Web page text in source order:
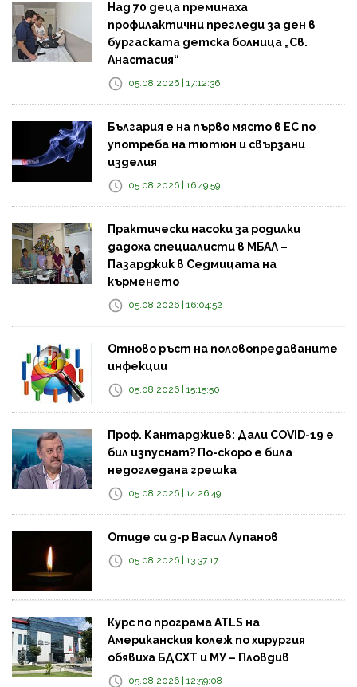
Над 70 деца преминаха
профилактични прегледи за ден в
бургаската детска болница „Св.
Анастасия“
05.08.2026 | 17:12:36
България е на първо място в ЕС по
употреба на тютюн и свързани
изделия
05.08.2026 | 16:49:59
Практически насоки за родилки
дадоха специалисти в МБАЛ –
Пазарджик в Седмицата на
кърменето
05.08.2026 | 16:04:52
Отново ръст на половопредаваните
инфекции
05.08.2026 | 15:15:50
Проф. Кантарджиев: Дали COVID-19 e
бил изпуснат? По-скоро е била
недогледана грешка
05.08.2026 | 14:26:49
Отиде си д-р Васил Лупанов
05.08.2026 | 13:37:17
Курс по програма ATLS на
Американския колеж по хирургия
обявиха БДСХТ и МУ – Пловдив
05.08.2026 | 12:59:08